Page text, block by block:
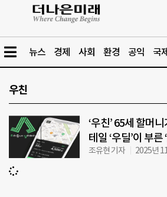
뉴스 경제 사회 환경 공익 국제
우친
‘우친’ 65세 할머
테일 ‘우딜’이 부른
조유현 기자 2025년